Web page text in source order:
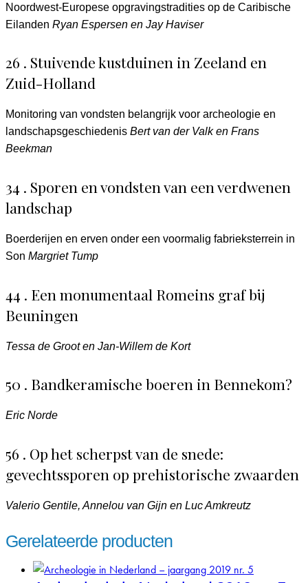
Noordwest-Europese opgravingstradities op de Caribische
Eilanden Ryan Espersen en Jay Haviser
26 . Stuivende kustduinen in Zeeland en
Zuid-Holland
Monitoring van vondsten belangrijk voor archeologie en
landschapsgeschiedenis Bert van der Valk en Frans
Beekman
34 . Sporen en vondsten van een verdwenen
landschap
Boerderijen en erven onder een voormalig fabrieksterrein in
Son Margriet Tump
44 . Een monumentaal Romeins graf bij
Beuningen
Tessa de Groot en Jan-Willem de Kort
50 . Bandkeramische boeren in Bennekom?
Eric Norde
56 . Op het scherpst van de snede:
gevechtssporen op prehistorische zwaarden
Valerio Gentile, Annelou van Gijn en Luc Amkreutz
Gerelateerde producten